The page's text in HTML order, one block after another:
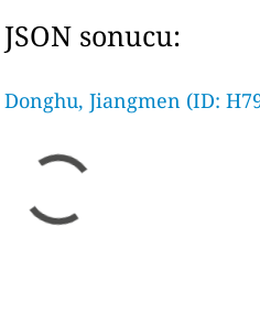
JSON sonucu:
Donghu, Jiangmen (ID: